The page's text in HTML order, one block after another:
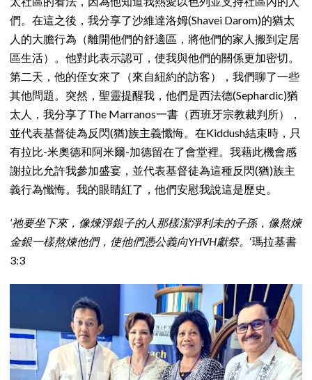
們。在這之後，我分享了沙維達洛姆(Shavei Darom)的猶太
人的大膽行為（離開他們的舒適區，將他們的家人搬到定居
區生活）。他對此表示認可，使我與他們的關係更加密切。
第二天，他的侄女來了（來自紐約的訪客），我們聊了一些
其他問題。突然，聖靈提醒我，他們是西法德(Sephardic)猶
太人，我分享了The Marranos一書（西班牙宗教裁判所），
並代表基督徒為反閃(猶)族主義懺悔。在Kiddush結束時，只
有拉比-米奧德和阿米爾-加德留在了會堂裡。我藉此機會感
謝拉比允許我參加盛宴，並代表基督徒為這種反閃(猶)族主
義行為懺悔。我的眼睛紅了，他們安慰我說這是歷史。
‘祂要坐下來，像煉淨銀子的人那樣潔淨利未的子孫，像熬煉
金銀一樣熬煉他們，使他們憑公義向YHVH獻祭。 ‘瑪拉基書
3:3